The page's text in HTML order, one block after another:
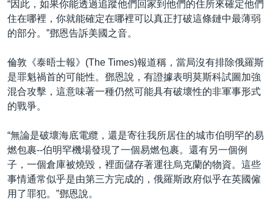
“因此，如果你能透過追蹤他們回家到他們的住所來確定他們
住在哪裡，你就能確定在哪裡可以真正打破這條鏈中最薄弱
的部分。”鄧恩告訴美國之音。
倫敦《泰晤士報》(The Times)報道稱，當局沒有排除俄羅斯
是罪魁禍首的可能性。鄧恩說，有證據表明莫斯科試圖加強
混合攻擊，這意味著一種仍然可能具有破壞性的非軍事形式
的戰爭。
“無論是破壞海底電纜，還是寄往我所居住的城市伯明罕的易
燃包裹--伯明罕機場發現了一個易燃包裹。還有另一個例
子，一個倉庫被燒毀，裡面儲存著運往烏克蘭的物資。這些
事情通常似乎是由第三方完成的，俄羅斯政府似乎在英國僱
用了罪犯。”鄧恩說。